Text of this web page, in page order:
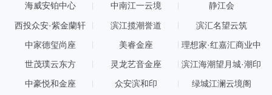
海威安铂中心 中南江一云境 静江会
西投众安·紫金蘭轩 滨江揽潮誉道 滨汇名望云筑
中家德玺尚座 美睿金座
理想家·红嘉汇商业中
世茂璞云东方 灵龙艺音金座 滨江海潮望月城·潮印
中豪悦和金座 众安滨和印 绿城江澜云境阁